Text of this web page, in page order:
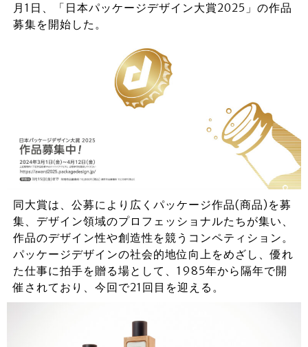
月1日、「日本パッケージデザイン大賞2025」の作品
募集を開始した。
同大賞は、公募により広くパッケージ作品(商品)を募
集、デザイン領域のプロフェッショナルたちが集い、
作品のデザイン性や創造性を競うコンペティション。
パッケージデザインの社会的地位向上をめざし、優れ
た仕事に拍手を贈る場として、1985年から隔年で開
催されており、今回で21回目を迎える。